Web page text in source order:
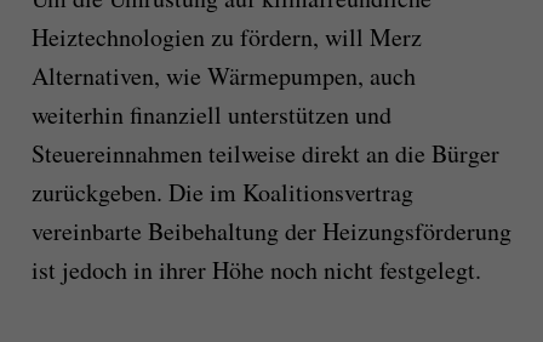
Heiztechnologien zu fördern, will Merz
Alternativen, wie Wärmepumpen, auch
weiterhin finanziell unterstützen und
Steuereinnahmen teilweise direkt an die Bürger
zurückgeben. Die im Koalitionsvertrag
vereinbarte Beibehaltung der Heizungsförderung
ist jedoch in ihrer Höhe noch nicht festgelegt.